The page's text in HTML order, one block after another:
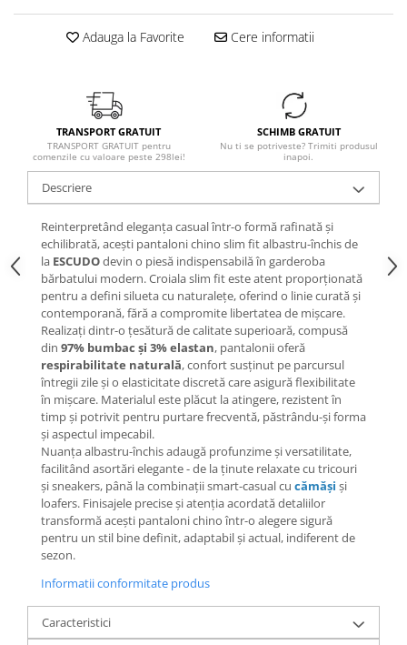
Adauga la Favorite Cere informatii
TRANSPORT GRATUIT
TRANSPORT GRATUIT pentru
comenzile cu valoare peste 298lei!
SCHIMB GRATUIT
Nu ti se potriveste? Trimiti produsul
inapoi.
Descriere
Reinterpretând eleganța casual într-o formă rafinată și
echilibrată, acești pantaloni chino slim fit albastru-închis de
la ESCUDOdevin o piesă indispensabilă în garderoba
bărbatului modern. Croiala slim fit este atent proporționată
pentru a defini silueta cu naturalețe, oferind o linie curată și
contemporană, fără a compromite libertatea de mișcare.
Realizați dintr-o țesătură de calitate superioară, compusă
din 97% bumbac și 3% elastan, pantalonii oferă
respirabilitate naturală, confort susținut pe parcursul
întregii zile și o elasticitate discretă care asigură flexibilitate
în mișcare. Materialul este plăcut la atingere, rezistent în
timp și potrivit pentru purtare frecventă, păstrându-și forma
și aspectul impecabil.
Nuanța albastru-închis adaugă profunzime și versatilitate,
facilitând asortări elegante - de la ținute relaxate cu tricouri
și sneakers, până la combinații smart-casual cu cămăși și
loafers. Finisajele precise și atenția acordată detaliilor
transformă acești pantaloni chino într-o alegere sigură
pentru un stil bine definit, adaptabil și actual, indiferent de
sezon.
Informatii conformitate produs
Caracteristici